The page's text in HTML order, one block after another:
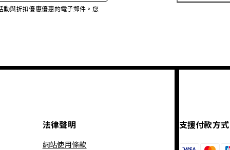
動與折扣優惠優惠的電子郵件。您
法律聲明
網站使用條款
支援付款方式